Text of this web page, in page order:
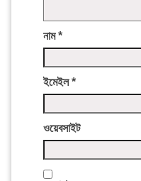
নাম*
ইমেইল*
ওয়েবসাইট